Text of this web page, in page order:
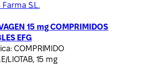
Farma S.L.
15 mg COMPRIMIDOS
EFG
COMPRIMIDO
LIOTAB, 15 mg